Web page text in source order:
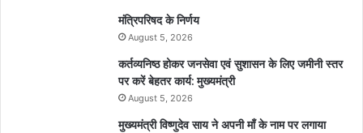
मंत्रिपरिषद के निर्णय
August 5, 2026
कर्तव्यनिष्ठ होकर जनसेवा एवं सुशासन के लिए जमीनी स्तर
पर करें बेहतर कार्य: मुख्यमंत्री
August 5, 2026
मुख्यमंत्री विष्णुदेव साय ने अपनी माँ के नाम पर लगाया